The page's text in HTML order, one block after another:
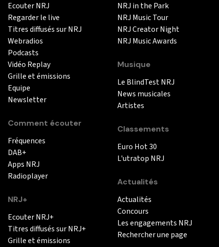
Ecouter NRJ
Regarder le live
Titres diffusés sur NRJ
Webradios
Podcasts
Vidéo Replay
Grille et émissions
Equipe
Newsletter
Comment écouter
Fréquences
DAB+
Apps NRJ
Radioplayer
NRJ+
Ecouter NRJ+
Titres diffusés sur NRJ+
Grille et émissions
NRJ in the Park
NRJ Music Tour
NRJ Creator Night
NRJ Music Awards
Musique
Le BlindTest NRJ
News musicales
Artistes
Classements
Euro Hot 30
L'utratop NRJ
Actualités
Actualités
Concours
Les engagements NRJ
Rechercher une page